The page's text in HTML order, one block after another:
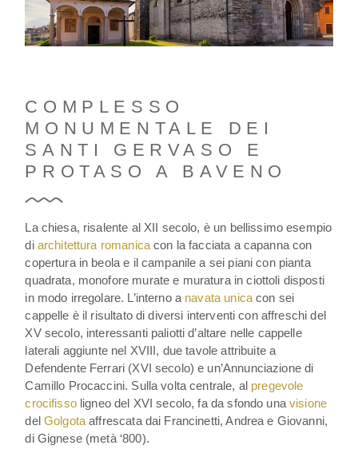
COMPLESSO
MONUMENTALE DEI
SANTI GERVASO E
PROTASO A BAVENO
La chiesa, risalente al XII secolo, è un bellissimo esempio
di architettura romanicacon la facciata a capanna con
copertura in beola e il campanile a sei piani con pianta
quadrata, monofore murate e muratura in ciottoli disposti
in modo irregolare. L’interno a navata unicacon sei
cappelle è il risultato di diversi interventi con affreschi del
XV secolo, interessanti paliotti d’altare nelle cappelle
laterali aggiunte nel XVIII, due tavole attribuite a
Defendente Ferrari (XVI secolo) e un’Annunciazione di
Camillo Procaccini. Sulla volta centrale, al pregevole
crocifissoligneo del XVI secolo, fa da sfondo unavisione
del Golgota affrescata dai Francinetti, Andrea e Giovanni,
di Gignese (metà ‘800).